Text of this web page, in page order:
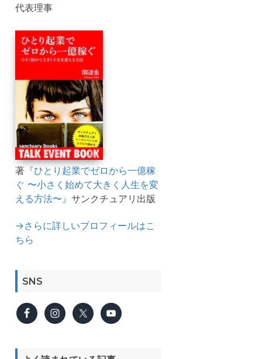
代表理事
著 『ひとり起業でゼロから一億稼
ぐ 〜小さく始めて大きく人生を変
える方法〜』 サンクチュアリ出版
→さらに詳しいプロフィールはこ
ちら
SNS